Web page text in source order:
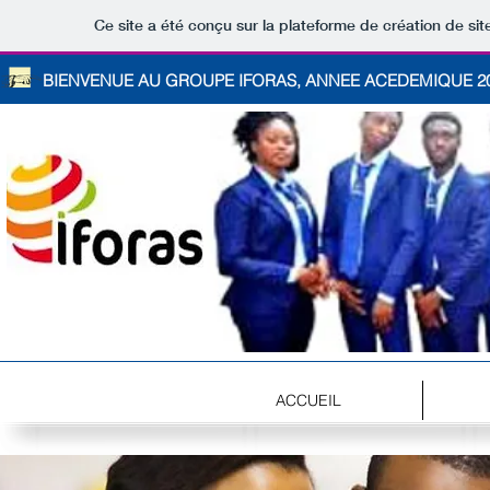
Ce site a été conçu sur la plateforme de création de
BIENVENUE AU GROUPE IFORAS, ANNEE ACEDEMIQUE
ACCUEIL